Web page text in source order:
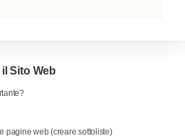
Sito Web
pagine web (creare sottoliste)